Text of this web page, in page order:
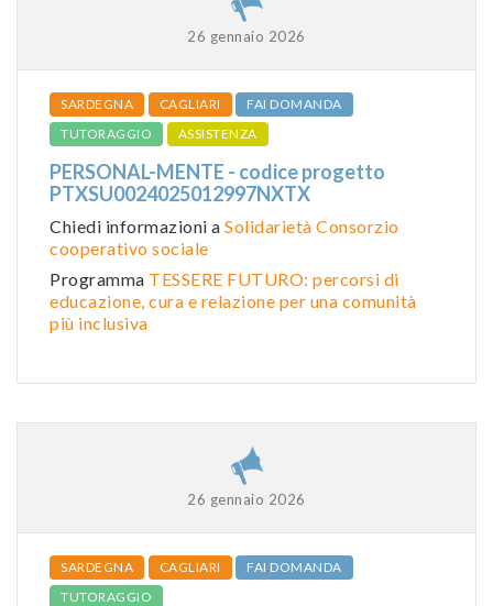
26 gennaio 2026
SARDEGNA CAGLIARI
FAI DOMANDA
TUTORAGGIO
ASSISTENZA
PERSONAL-MENTE - codice progetto
PTXSU0024025012997NXTX
Chiedi informazioni a Solidarietà Consorzio
cooperativo sociale
Programma TESSERE FUTURO: percorsi di
educazione, cura e relazione per una comunità
più inclusiva
26 gennaio 2026
SARDEGNA CAGLIARI
FAI DOMANDA
TUTORAGGIO